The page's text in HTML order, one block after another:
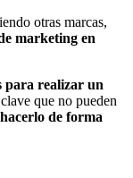
otras marcas,
marketing en
para realizar un
que no pueden
de forma